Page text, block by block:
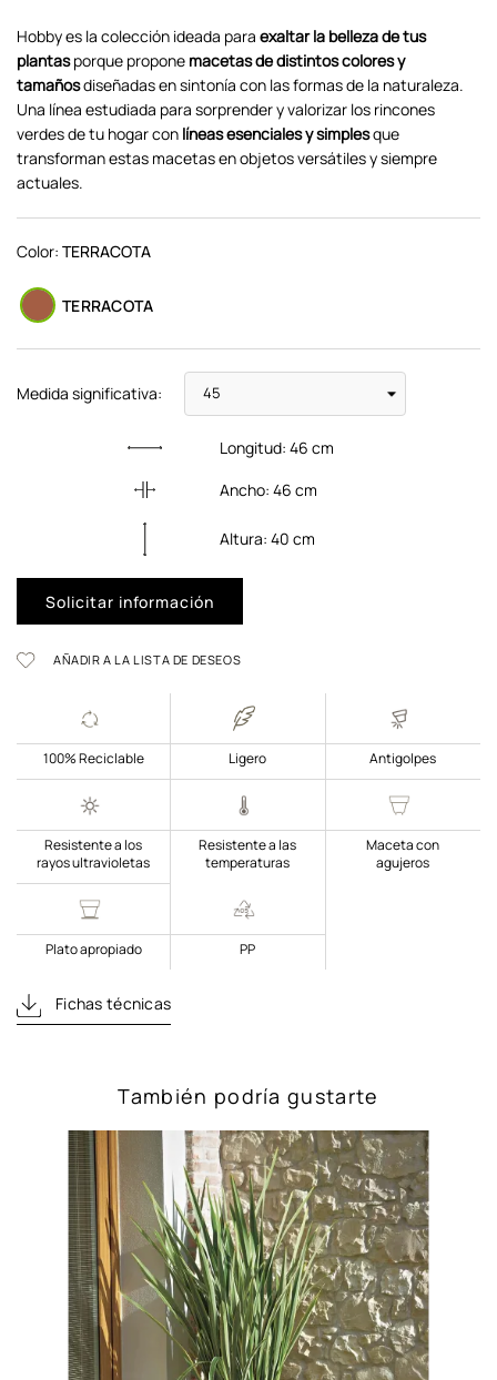
Hobby es la colección ideada para exaltar la belleza de tus
plantasporque propone macetas de distintos colores y
tamañosdiseñadas en sintonía con las formas de la naturaleza.
Una línea estudiada para sorprender y valorizar los rincones
verdes de tu hogar con líneas esenciales y simplesque
transforman estas macetas en objetos versátiles y siempre
actuales.
Color: TERRACOTA
TERRACOTA
Medida significativa:
Longitud:46 cm
Ancho:46 cm
Altura:40 cm
Solicitar información
AÑADIR A LA LISTA DE DESEOS
100% Reciclable Ligero Antigolpes
Resistente a los
rayos ultravioletas
Resistente a las
temperaturas
Maceta con
agujeros
Plato apropiado PP
Fichas técnicas
También podría gustarte